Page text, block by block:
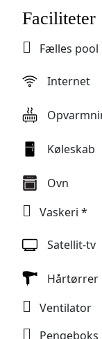
mulighed for at
solsikker og andre
bordtennis,
park.
Villa Panconesi
vingård, Tenuta
hvor man har
og IGT), grappa
smagninger af de
På
løbet af ugen vil
kokkekursus eller
mod tillæg.
Faciliteter
Fælles pool
Internet
Køleskab
Ovn
Vaskeri *
Satellit-tv
Hårtørrer
Ventilator
Pengeboks